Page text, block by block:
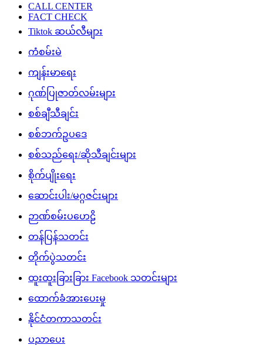
CALL CENTER
FACT CHECK
Tiktok ဆယ်လီများ
ကံစမ်းမဲ
ကျန်းမာရေး
ဂုဏ်ပြုဇာတ်လမ်းများ
စစ်ချီသီချင်း
စစ်ဘက်ဥပဒေ
စစ်သည်ရေး/ဆိုသီချင်းများ
စိုက်ပျိုးရေး
ဆောင်းပါး/မဂ္ဂဇင်းများ
ဉာဏ်စမ်းပဟေဠိ
တန်ပြန်သတင်း
တိုက်ပွဲသတင်း
ထူးထူးခြားခြား Facebook သတင်းများ
ထောက်ခံအားပေးမှု
နိုင်ငံတကာသတင်း
ပညာပေး